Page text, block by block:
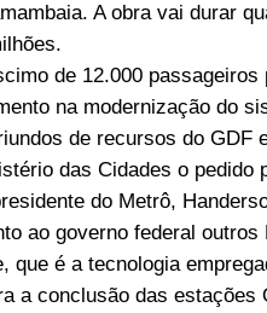
A obra vai durar
de 12.000 passageiros
na modernização do
de recursos do GDF
das Cidades o
do Metrô,
ao governo federal
que é a tecnologia
a conclusão das